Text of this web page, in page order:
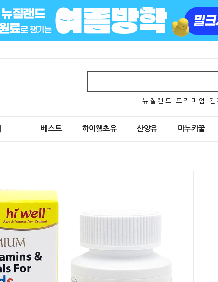
뉴 질 랜 드 프 리 미 엄 건
베스트 하이웰초유 산양유 마누카꿀